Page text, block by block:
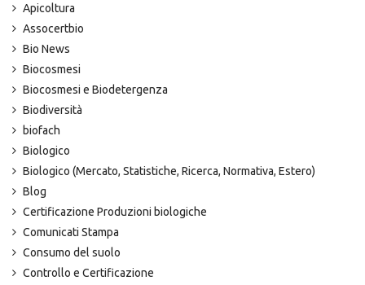
Apicoltura
Assocertbio
Bio News
Biocosmesi
Biocosmesi e Biodetergenza
Biodiversità
biofach
Biologico
Biologico (Mercato, Statistiche, Ricerca, Normativa, Estero)
Blog
Certificazione Produzioni biologiche
Comunicati Stampa
Consumo del suolo
Controllo e Certificazione